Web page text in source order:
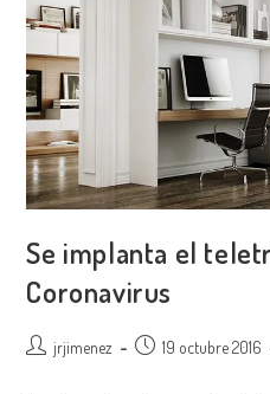
Se implanta el
Coronavirus
Autorjrjimenez
Publicación
19 octubre 2016